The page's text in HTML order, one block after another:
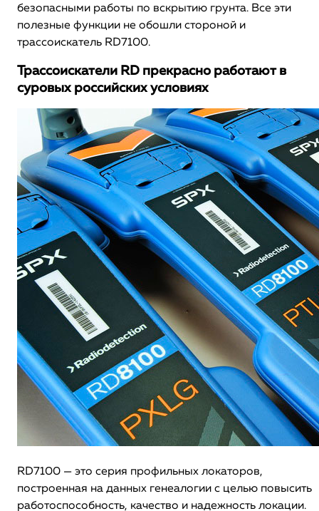
безопасными работы по вскрытию грунта. Все эти
полезные функции не обошли стороной и
трассоискатель RD7100.
Трассоискатели RD прекрасно работают в
суровых российских условиях
RD7100 — это серия профильных локаторов,
построенная на данных генеалогии с целью повысить
работоспособность, качество и надежность локации.